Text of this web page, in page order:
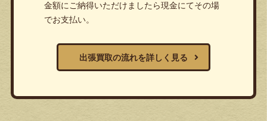
金額にご納得いただけましたら現金にてその場
でお支払い。
出張買取の流れを詳しく見る